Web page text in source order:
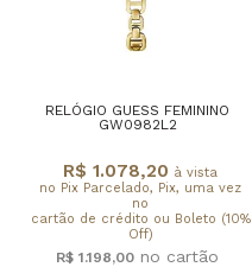
RELÓGIO GUESS FEMININO
GW0982L2
R$ 1.078,20 à vista
no Pix Parcelado, Pix, uma vez
no
cartão de crédito ou Boleto (10%
Off)
R$ 1.198,00